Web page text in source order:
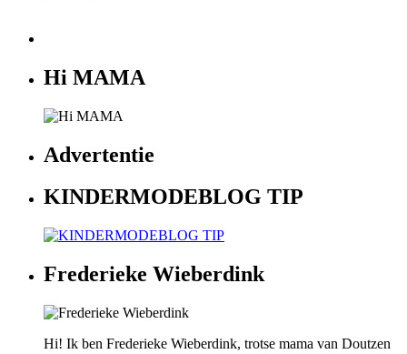
Hi MAMA
Advertentie
KINDERMODEBLOG TIP
Frederieke Wieberdink
Hi! Ik ben Frederieke Wieberdink, trotse mama van Doutzen